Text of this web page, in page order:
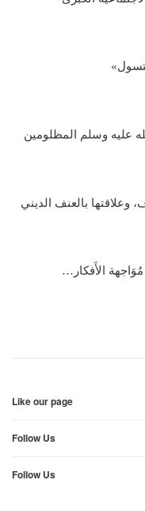
عليه وسلم المظلومين
بالعنف الديني
الأَفكار…
Like our page
Follow Us
Follow Us